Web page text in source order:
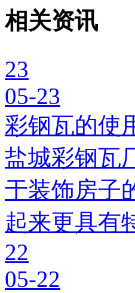
相关资讯
23
05-23
彩钢瓦的使
盐城彩钢瓦
于装饰房子
起来更具有
22
05-22